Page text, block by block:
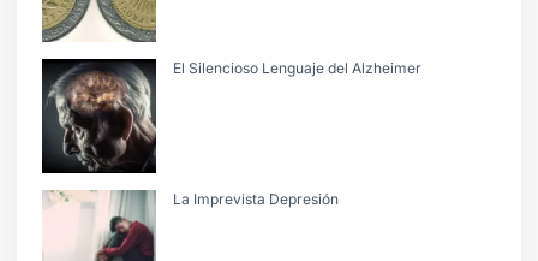
El Silencioso Lenguaje del Alzheimer
La Imprevista Depresión